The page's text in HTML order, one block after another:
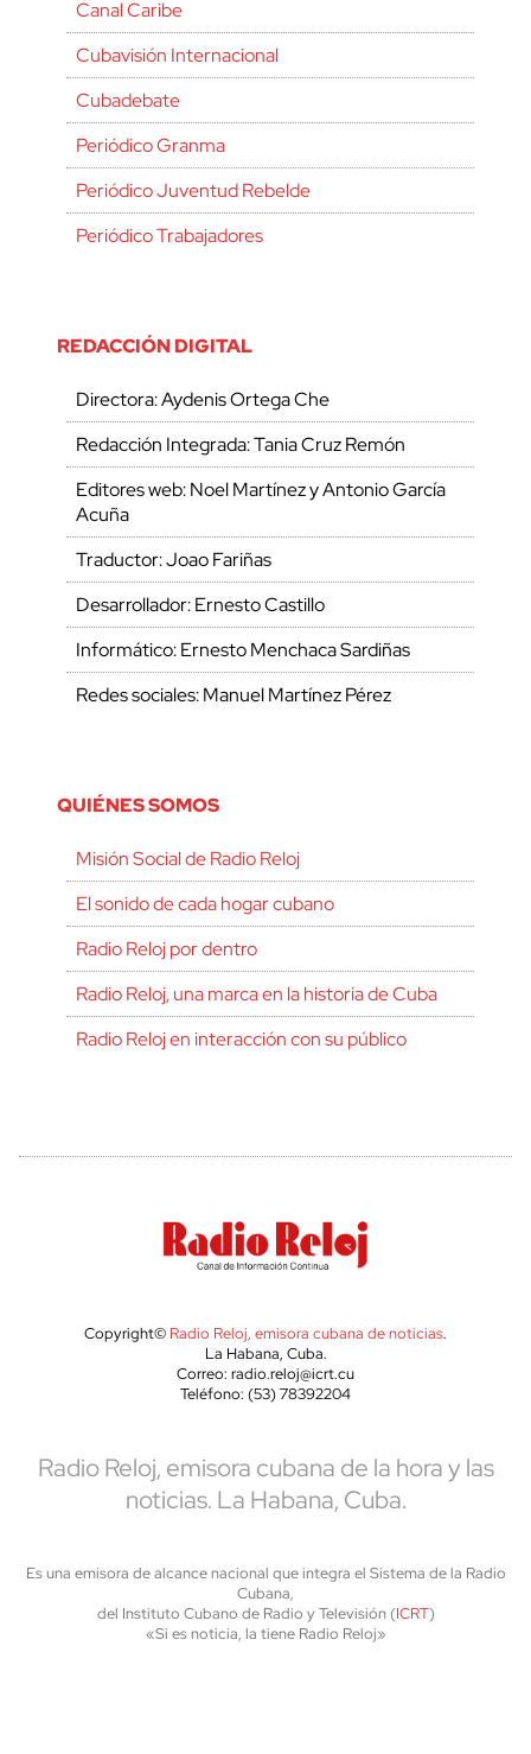
Canal Caribe
Cubavisión Internacional
Cubadebate
Periódico Granma
Periódico Juventud Rebelde
Periódico Trabajadores
REDACCIÓN DIGITAL
Directora: Aydenis Ortega Che
Redacción Integrada: Tania Cruz Remón
Editores web: Noel Martínez y Antonio García
Acuña
Traductor: Joao Fariñas
Desarrollador: Ernesto Castillo
Informático: Ernesto Menchaca Sardiñas
Redes sociales: Manuel Martínez Pérez
QUIÉNES SOMOS
Misión Social de Radio Reloj
El sonido de cada hogar cubano
Radio Reloj por dentro
Radio Reloj, una marca en la historia de Cuba
Radio Reloj en interacción con su público
Copyright© Radio Reloj, emisora cubana de noticias.
La Habana, Cuba.
Correo: radio.reloj@icrt.cu
Teléfono: (53) 78392204
Radio Reloj, emisora cubana de la hora y las
noticias. La Habana, Cuba.
Es una emisora de alcance nacional que integra el Sistema de la Radio
Cubana,
del Instituto Cubano de Radio y Televisión (ICRT)
«Si es noticia, la tiene Radio Reloj»